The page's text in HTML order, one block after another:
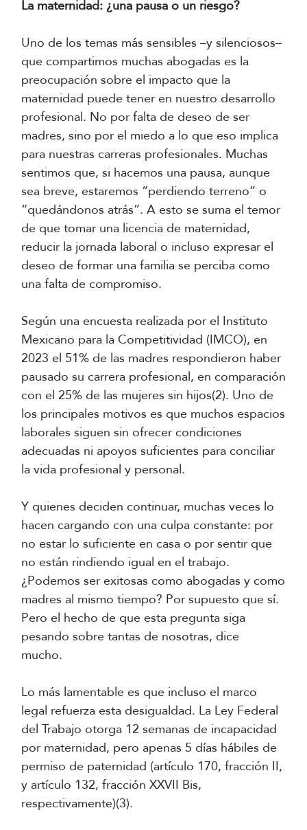
La maternidad: ¿una pausa o un riesgo?
Uno de los temas más sensibles –y silenciosos–
que compartimos muchas abogadas es la
preocupación sobre el impacto que la
maternidad puede tener en nuestro desarrollo
profesional. No por falta de deseo de ser
madres, sino por el miedo a lo que eso implica
para nuestras carreras profesionales. Muchas
sentimos que, si hacemos una pausa, aunque
sea breve, estaremos “perdiendo terreno” o
“quedándonos atrás”. A esto se suma el temor
de que tomar una licencia de maternidad,
reducir la jornada laboral o incluso expresar el
deseo de formar una familia se perciba como
una falta de compromiso.
Según una encuesta realizada por el Instituto
Mexicano para la Competitividad (IMCO), en
2023 el 51% de las madres respondieron haber
pausado su carrera profesional, en comparación
con el 25% de las mujeres sin hijos(2). Uno de
los principales motivos es que muchos espacios
laborales siguen sin ofrecer condiciones
adecuadas ni apoyos suficientes para conciliar
la vida profesional y personal.
Y quienes deciden continuar, muchas veces lo
hacen cargando con una culpa constante: por
no estar lo suficiente en casa o por sentir que
no están rindiendo igual en el trabajo.
¿Podemos ser exitosas como abogadas y como
madres al mismo tiempo? Por supuesto que sí.
Pero el hecho de que esta pregunta siga
pesando sobre tantas de nosotras, dice
mucho.
Lo más lamentable es que incluso el marco
legal refuerza esta desigualdad. La Ley Federal
del Trabajo otorga 12 semanas de incapacidad
por maternidad, pero apenas 5 días hábiles de
permiso de paternidad (artículo 170, fracción II,
y artículo 132, fracción XXVII Bis,
respectivamente)(3).